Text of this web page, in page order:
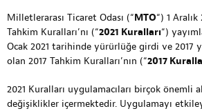
Milletlerarası Ticaret Odası (“MTO“) 1
Tahkim Kuralları’nı (“2021 Kuralları“)
Ocak 2021 tarihinde yürürlüğe girdi ve 2017
olan 2017 Tahkim Kuralları’nın (“2017
2021 Kuralları uygulamacıları birçok önemli
değişiklikler içermektedir. Uygulamayı